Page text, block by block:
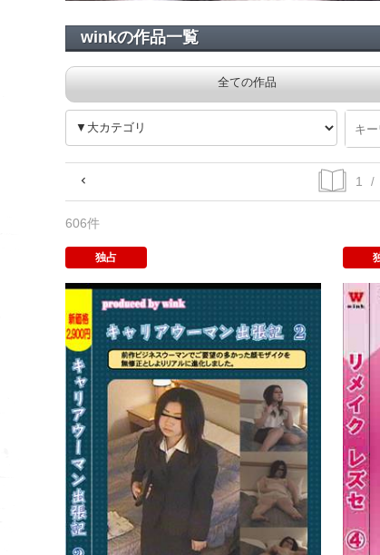
winkの作品一覧
全ての作品
/
606件
独占
キャリア